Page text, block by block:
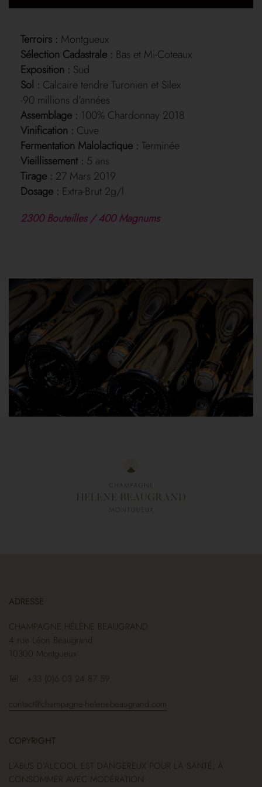
Terroirs : Montgueux
Sélection Cadastrale : Bas et Mi-Coteaux
Exposition : Sud
Sol : Calcaire tendre Turonien et Silex
-90 millions d’années
Assemblage : 100% Chardonnay 2018
Vinification : Cuve
Fermentation Malolactique : Terminée
Vieillissement : 5 ans
Tirage : 27 Mars 2019
Dosage : Extra-Brut 2g/l
2300 Bouteilles / 400 Magnums
ADRESSE
CHAMPAGNE HÉLÈNE BEAUGRAND
4 rue Léon Beaugrand
10300 Montgueux
Tél : +33 (0)6 03 24 87 59
contact@champagne-helenebeaugrand.com
COPYRIGHT
L’ABUS D’ALCOOL EST DANGEREUX POUR LA SANTÉ, À
CONSOMMER AVEC MODÉRATION.